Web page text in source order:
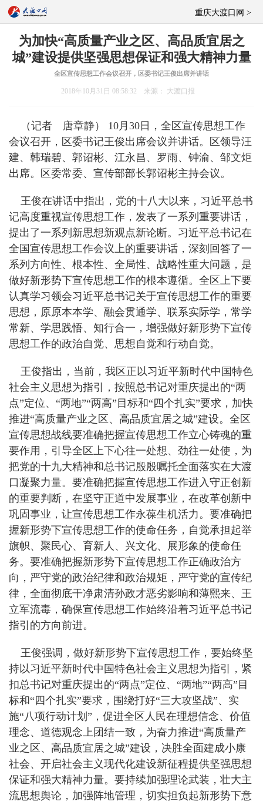
重庆大渡口网 >
为加快“高质量产业之区、高品质宜居之
城”建设提供坚强思想保证和强大精神力量
全区宣传思想工作会议召开，区委书记王俊出席并讲话
2018年10月31日 08:58:32 来源： 大渡口报
（记者 唐章静） 10月30日，全区宣传思想工作
会议召开，区委书记王俊出席会议并讲话。区领导汪
建、韩瑞碧、郭诏彬、江永昌、罗雨、钟渝、邹文炬
出席。区委常委、宣传部部长郭诏彬主持会议。
王俊在讲话中指出，党的十八大以来，习近平总书
记高度重视宣传思想工作，发表了一系列重要讲话，
提出了一系列新思想新观点新论断。习近平总书记在
全国宣传思想工作会议上的重要讲话，深刻回答了一
系列方向性、根本性、全局性、战略性重大问题，是
做好新形势下宣传思想工作的根本遵循。全区上下要
认真学习领会习近平总书记关于宣传思想工作的重要
思想，原原本本学、融会贯通学、联系实际学，常学
常新、学思践悟、知行合一，增强做好新形势下宣传
思想工作的政治自觉、思想自觉和行动自觉。
王俊指出，当前，我区正以习近平新时代中国特色
社会主义思想为指引，按照总书记对重庆提出的“两
点”定位、“两地”“两高”目标和“四个扎实”要求，加快
推进“高质量产业之区、高品质宜居之城”建设。全区
宣传思想战线要准确把握宣传思想工作立心铸魂的重
要作用，引导全区上下心往一处想、劲往一处使，为
把党的十九大精神和总书记殷殷嘱托全面落实在大渡
口凝聚力量。要准确把握宣传思想工作进入守正创新
的重要判断，在坚守正道中发展事业，在改革创新中
巩固事业，让宣传思想工作永葆生机活力。要准确把
握新形势下宣传思想工作的使命任务，自觉承担起举
旗帜、聚民心、育新人、兴文化、展形象的使命任
务。要准确把握新形势下宣传思想工作正确政治方
向，严守党的政治纪律和政治规矩，严守党的宣传纪
律，全面彻底干净肃清孙政才恶劣影响和薄熙来、王
立军流毒，确保宣传思想工作始终沿着习近平总书记
指引的方向前进。
王俊强调，做好新形势下宣传思想工作，要始终坚
持以习近平新时代中国特色社会主义思想为指引，紧
扣总书记对重庆提出的“两点”定位、“两地”“两高”目
标和“四个扎实”要求，围绕打好“三大攻坚战”、实
施“八项行动计划”，促进全区人民在理想信念、价值
理念、道德观念上团结一致，为奋力推进“高质量产
业之区、高品质宜居之城”建设，决胜全面建成小康
社会、开启社会主义现代化建设新征程提供坚强思想
保证和强大精神力量。要持续加强理论武装，壮大主
流思想舆论，加强阵地管理，切实担负起新形势下意